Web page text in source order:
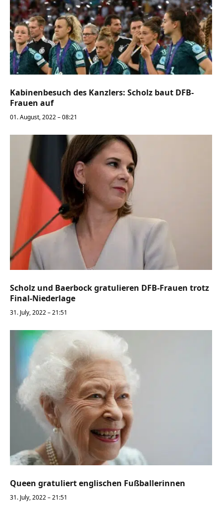
Kabinenbesuch des Kanzlers: Scholz baut DFB-
Frauen auf
01. August, 2022 – 08:21
Scholz und Baerbock gratulieren DFB-Frauen trotz
Final-Niederlage
31. July, 2022 – 21:51
Queen gratuliert englischen Fußballerinnen
31. July, 2022 – 21:51